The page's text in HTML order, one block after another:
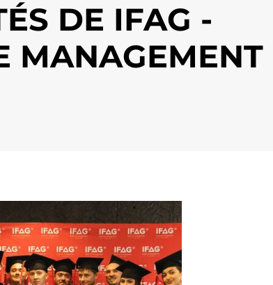
DE IFAG -
MANAGEMENT